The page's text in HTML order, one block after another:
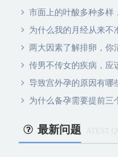
市面上的叶酸多种多样
为什么我的月经从来不
两大因素了解排卵，你
传男不传女的疾病，应
导致宫外孕的原因有哪
为什么备孕需要提前三
最新问题 ATEST